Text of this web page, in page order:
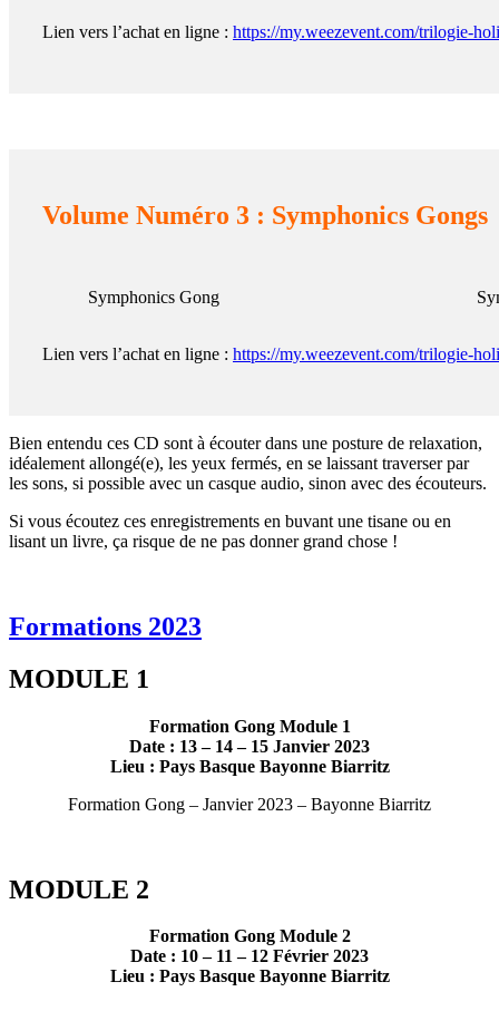
Lien vers l’achat en ligne : https://my.weezevent.com/trilogie-
Volume Numéro 3 : Symphonics Gongs
Symphonics Gong
Lien vers l’achat en ligne : https://my.weezevent.com/trilogie-
Bien entendu ces CD sont à écouter dans une posture de relaxation,
idéalement allongé(e), les yeux fermés, en se laissant traverser par
les sons, si possible avec un casque audio, sinon avec des écouteurs.
Si vous écoutez ces enregistrements en buvant une tisane ou en
lisant un livre, ça risque de ne pas donner grand chose !
Formations 2023
MODULE 1
Formation Gong Module 1
Date : 13 – 14 – 15 Janvier 2023
Lieu : Pays Basque Bayonne Biarritz
Formation Gong – Janvier 2023 – Bayonne Biarritz
MODULE 2
Formation Gong Module 2
Date : 10 – 11 – 12 Février 2023
Lieu : Pays Basque Bayonne Biarritz